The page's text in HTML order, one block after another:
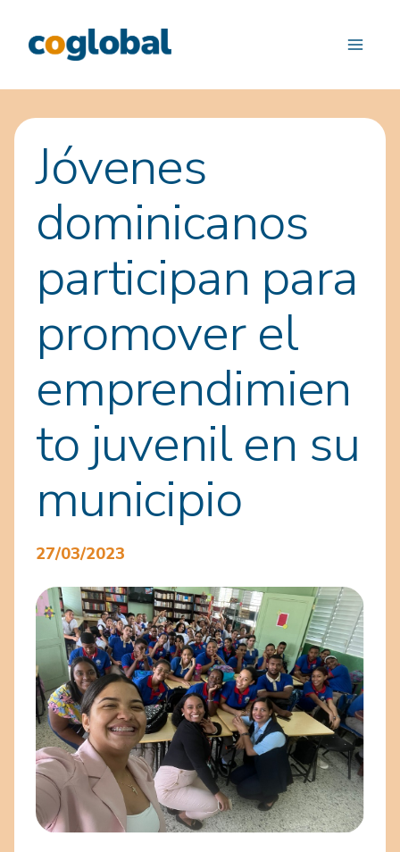
contenido
Jóvenes
dominicanos
participan para
promover el
emprendimien
to juvenil en su
municipio
27/03/2023